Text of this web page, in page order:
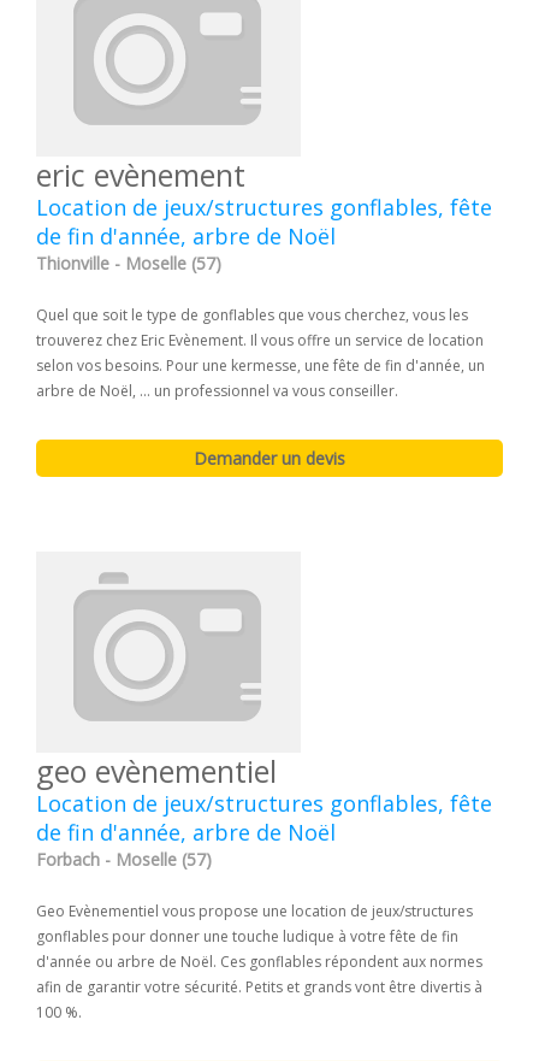
eric evènement
Location de jeux/structures gonflables, fête
de fin d'année, arbre de Noël
Thionville - Moselle (57)
Quel que soit le type de gonflables que vous cherchez, vous les
trouverez chez Eric Evènement. Il vous offre un service de location
selon vos besoins. Pour une kermesse, une fête de fin d'année, un
arbre de Noël, ... un professionnel va vous conseiller.
geo evènementiel
Location de jeux/structures gonflables, fête
de fin d'année, arbre de Noël
Forbach - Moselle (57)
Geo Evènementiel vous propose une location de jeux/structures
gonflables pour donner une touche ludique à votre fête de fin
d'année ou arbre de Noël. Ces gonflables répondent aux normes
afin de garantir votre sécurité. Petits et grands vont être divertis à
100 %.